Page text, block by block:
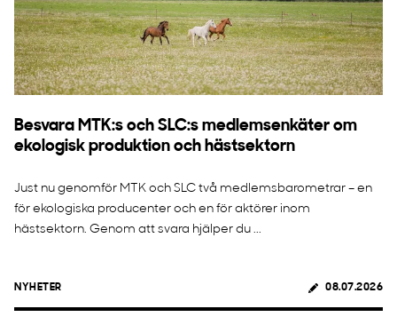
Besvara MTK:s och SLC:s medlemsenkäter om
ekologisk produktion och hästsektorn
Just nu genomför MTK och SLC två medlemsbarometrar – en
för ekologiska producenter och en för aktörer inom
hästsektorn. Genom att svara hjälper du ...
NYHETER 08.07.2026